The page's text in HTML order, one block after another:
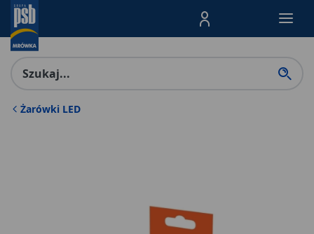
Menu Produktów,
Żarówki LED